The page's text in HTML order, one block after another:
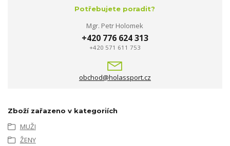
Potřebujete poradit?
Mgr. Petr Holomek
+420 776 624 313
+420 571 611 753
obchod@holassport.cz
Zboží zařazeno v kategoriích
MUŽI
ŽENY